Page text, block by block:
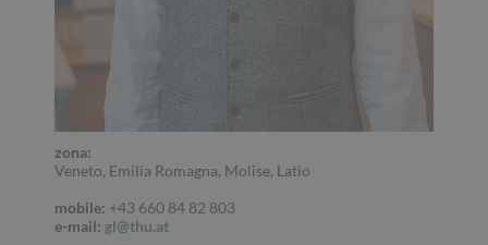
zona:
Veneto, Emilia Romagna, Molise, Latio
mobile: +43 660 84 82 803
e-mail: gl@thu.at